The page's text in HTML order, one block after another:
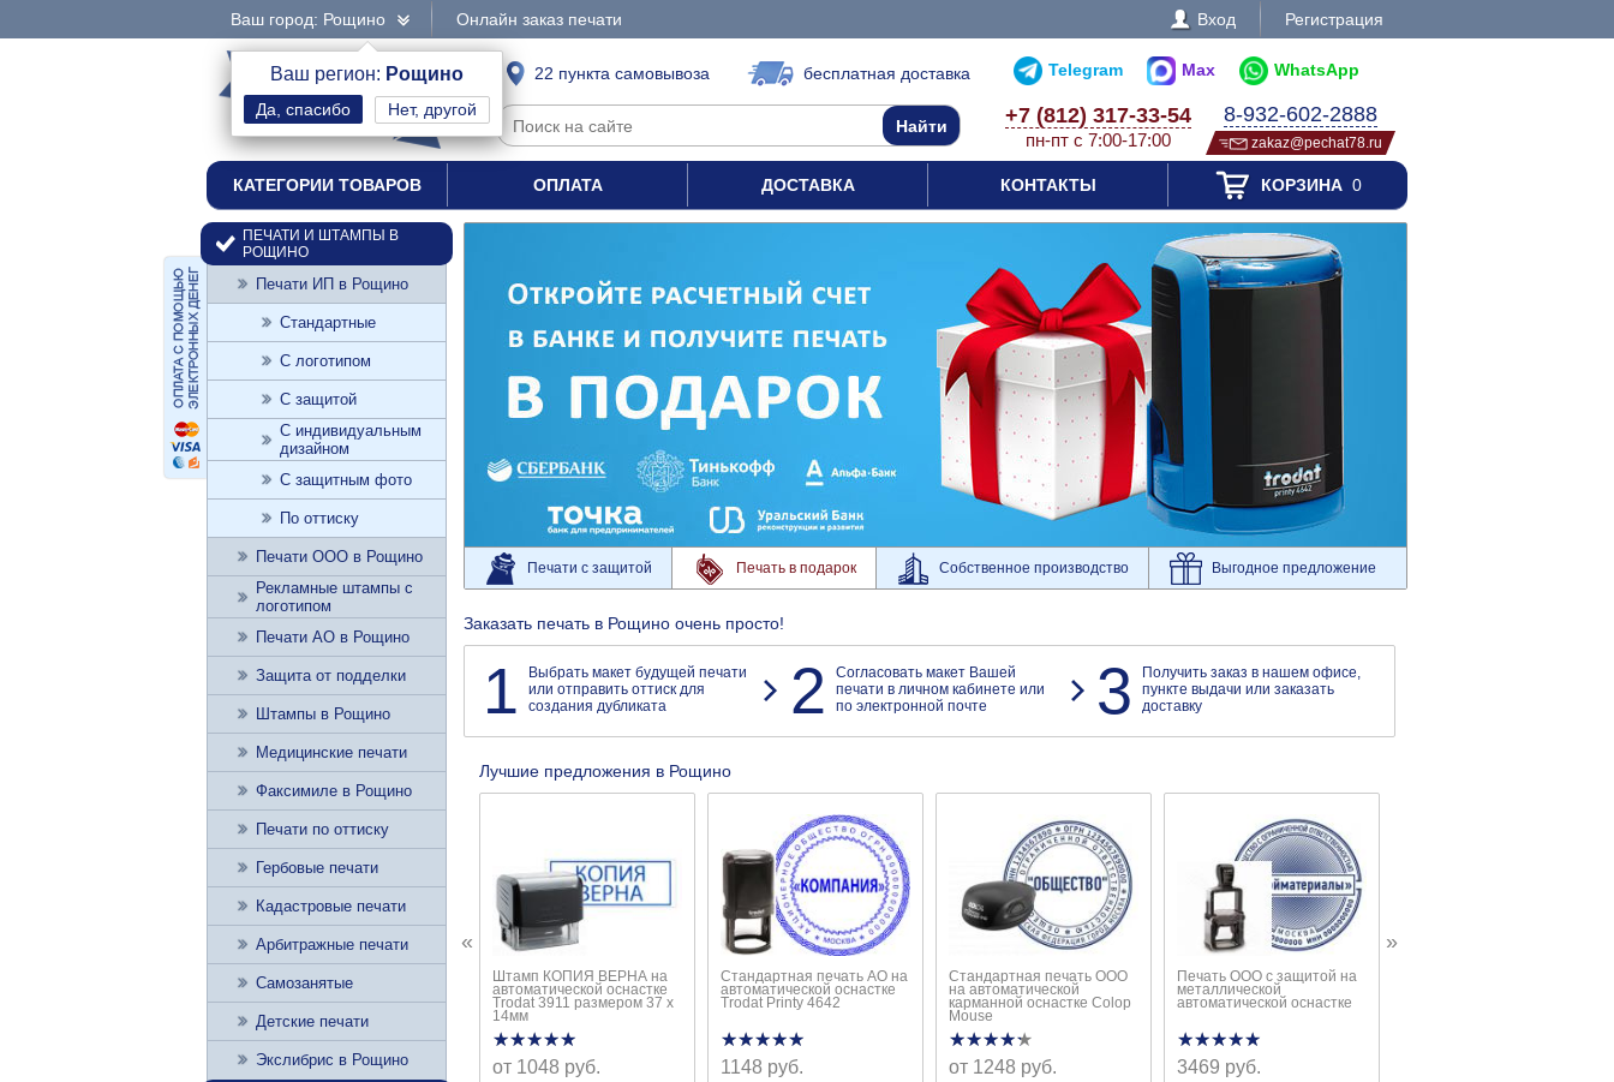
Ваш город: Рощино
Ваш регион: Рощино
Нет, другой
Онлайн заказ печати Вход Регистрация
интернет-магазин 22 пункта самовывоза бесплатная доставка Telegram Max WhatsApp
+7 (812) 317-33-54
пн-пт с 7:00-17:00
8-932-602-2888
zakaz@pechat78.ru
КАТЕГОРИИ ТОВАРОВ ОПЛАТА ДОСТАВКА КОНТАКТЫ КОРЗИНА0
Печати с защитой Печать в подарок Собственное производство Выгодное предложение
Заказать печать в Рощино очень просто!
1
Выбрать макет будущей печати
или отправить оттиск для
создания дубликата
2
Согласовать макет Вашей
печати в личном кабинете или
по электронной почте
3
Получить заказ в нашем офисе,
пункте выдачи или заказать
доставку
Лучшие предложения в Рощино
Штамп КОПИЯ ВЕРНА на
автоматической оснастке
Trodat 3911 размером 37 х
14мм
★★★★★
★★★★★
от 1048 руб.
Стандартная печать АО на
автоматической оснастке
Trodat Printy 4642
★★★★★
★★★★★
1148 руб.
Стандартная печать ООО
на автоматической
карманной оснастке Colop
Mouse
★★★★★
★★★★★
от 1248 руб.
Печать ООО с защитой на
металлической
автоматической оснастке
★★★★★
★★★★★
3469 руб.
« »
ПЕЧАТИ И ШТАМПЫ В
РОЩИНО
Печати ИП в Рощино
Стандартные
С логотипом
С защитой
С индивидуальным
дизайном
С защитным фото
По оттиску
Печати ООО в Рощино
Рекламные штампы с
логотипом
Печати АО в Рощино
Защита от подделки
Штампы в Рощино
Медицинские печати
Факсимиле в Рощино
Печати по оттиску
Гербовые печати
Кадастровые печати
Арбитражные печати
Самозанятые
Детские печати
Экслибрис в Рощино